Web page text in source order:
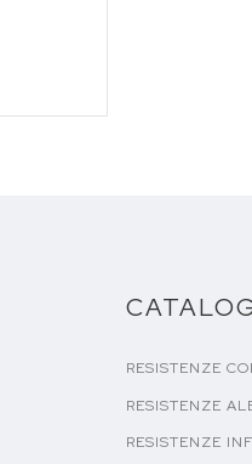
RESISTENZE
RESISTENZE
RESISTENZE